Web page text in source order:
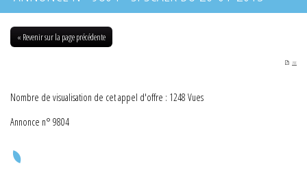
« Revenir sur la page précédente
PDF
Nombre de visualisation de cet appel d'offre : 1248 Vues
Annonce n° 9804